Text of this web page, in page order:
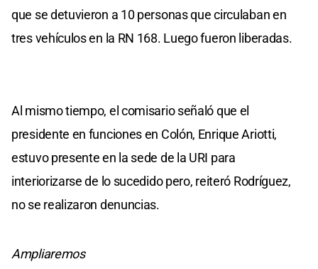
que se detuvieron a 10 personas que circulaban en
tres vehículos en la RN 168. Luego fueron liberadas.
Al mismo tiempo, el comisario señaló que el
presidente en funciones en Colón, Enrique Ariotti,
estuvo presente en la sede de la URI para
interiorizarse de lo sucedido pero, reiteró Rodríguez,
no se realizaron denuncias.
Ampliaremos